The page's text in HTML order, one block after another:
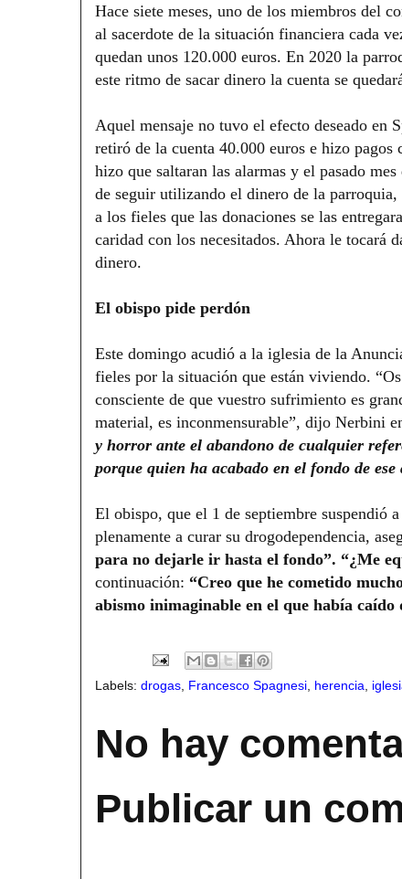
Hace siete meses, uno de los miembros del
al sacerdote de la situación financiera cada
quedan unos 120.000 euros. En 2020 la
este ritmo de sacar dinero la cuenta se
Aquel mensaje no tuvo el efecto deseado en
retiró de la cuenta 40.000 euros e hizo
hizo que saltaran las alarmas y el pasado
de seguir utilizando el dinero de la
a los fieles que las donaciones se las
caridad con los necesitados. Ahora le tocará
dinero.
El obispo pide perdón
Este domingo acudió a la iglesia de la
fieles por la situación que están viviendo.
consciente de que vuestro sufrimiento es
material, es inconmensurable”, dijo Nerbini
y horror ante el abandono de cualquier
porque quien ha acabado en el fondo de
El obispo, que el 1 de septiembre suspendió a
plenamente a curar su drogodependencia,
para no dejarle ir hasta el fondo”. “¿Me
continuación: “Creo que he cometido
abismo inimaginable en el que había caído
Labels: drogas Francesco Spagnesi herencia
No hay
Publicar un